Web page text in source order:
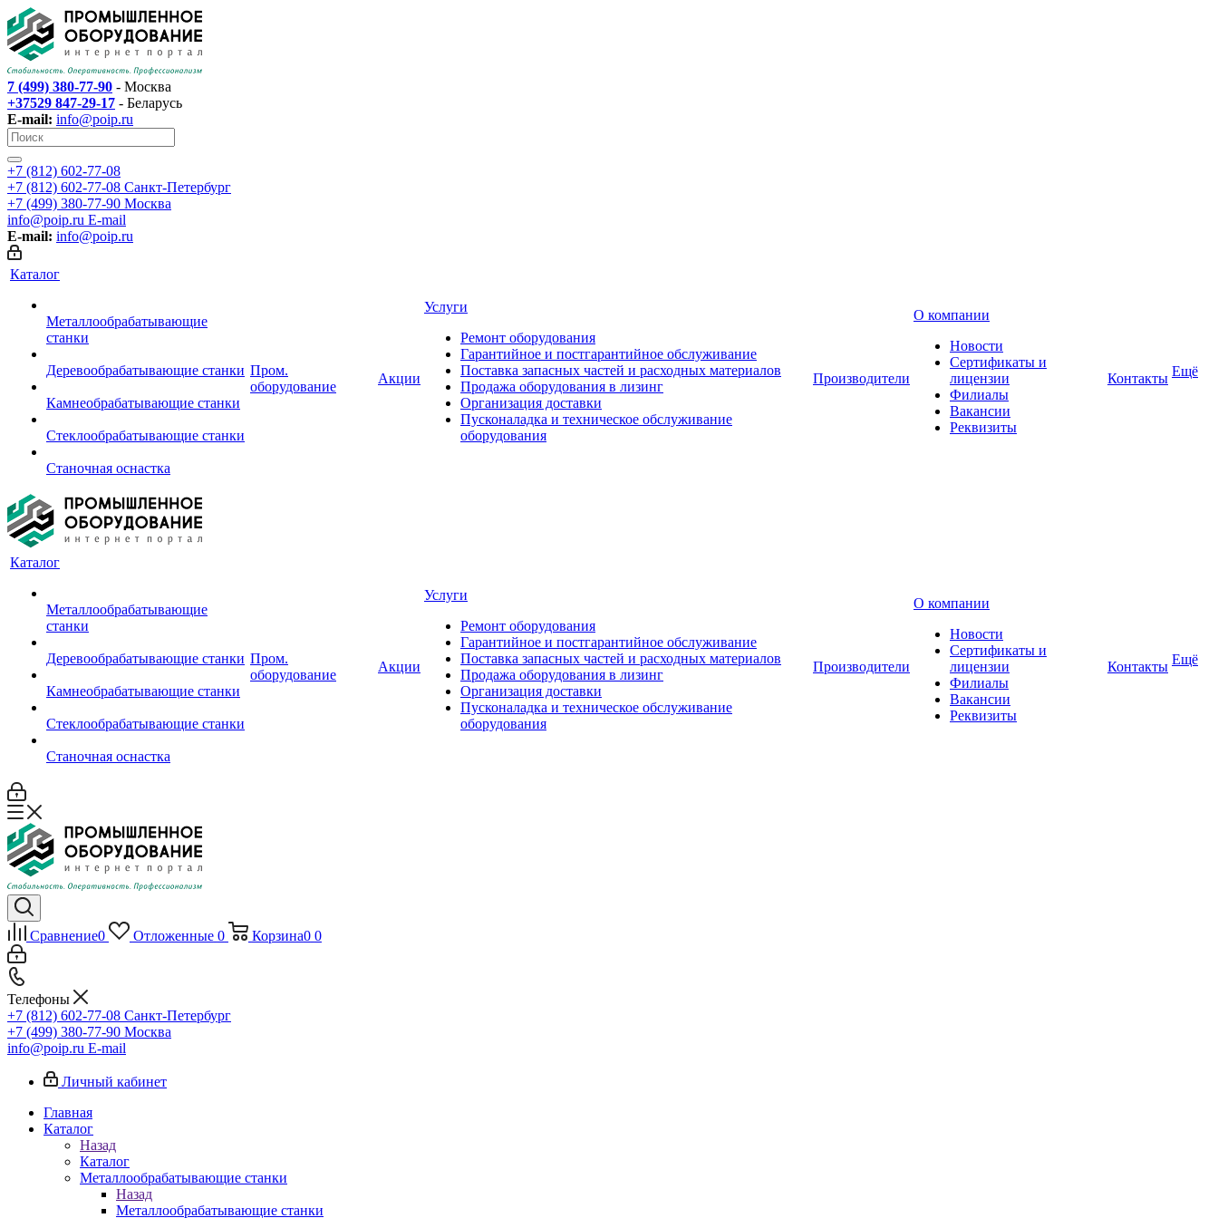
7 (499) 380-77-90 - Москва
+37529 847-29-17 - Беларусь
E-mail: info@poip.ru
+7 (812) 602-77-08
+7 (812) 602-77-08 Санкт-Петербург
+7 (499) 380-77-90 Москва
info@poip.ru E-mail
E-mail: info@poip.ru
Каталог
Металлообрабатывающие
станки
Деревообрабатывающие станки
Камнеобрабатывающие станки
Стеклообрабатывающие станки
Станочная оснастка
Пром.
оборудование
Акции
Услуги
Ремонт оборудования
Гарантийное и постгарантийное обслуживание
Поставка запасных частей и расходных материалов
Продажа оборудования в лизинг
Организация доставки
Пусконаладка и техническое обслуживание
оборудования
Производители
О компании
Новости
Сертификаты и
лицензии
Филиалы
Вакансии
Реквизиты
Контакты Ещё
Каталог
Металлообрабатывающие
станки
Деревообрабатывающие станки
Камнеобрабатывающие станки
Стеклообрабатывающие станки
Станочная оснастка
Пром.
оборудование
Акции
Услуги
Ремонт оборудования
Гарантийное и постгарантийное обслуживание
Поставка запасных частей и расходных материалов
Продажа оборудования в лизинг
Организация доставки
Пусконаладка и техническое обслуживание
оборудования
Производители
О компании
Новости
Сертификаты и
лицензии
Филиалы
Вакансии
Реквизиты
Контакты Ещё
Сравнение0 Отложенные 0 Корзина0 0
Телефоны
+7 (812) 602-77-08 Санкт-Петербург
+7 (499) 380-77-90 Москва
info@poip.ru E-mail
Личный кабинет
Главная
Каталог
Назад
Каталог
Металлообрабатывающие станки
Назад
Металлообрабатывающие станки